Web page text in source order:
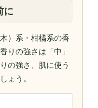
に
）系・柑橘系の香
りの強さは「中」
の強さ、肌に使う
ょう。